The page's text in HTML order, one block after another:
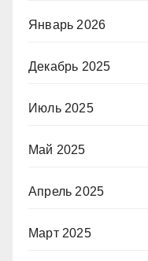
Январь 2026
Декабрь 2025
Июль 2025
Май 2025
Апрель 2025
Март 2025